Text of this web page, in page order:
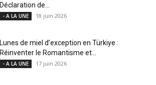
Déclaration de...
- A LA UNE 18 juin 2026
Lunes de miel d’exception en Türkiye :
Réinventer le Romantisme et...
- A LA UNE 17 juin 2026